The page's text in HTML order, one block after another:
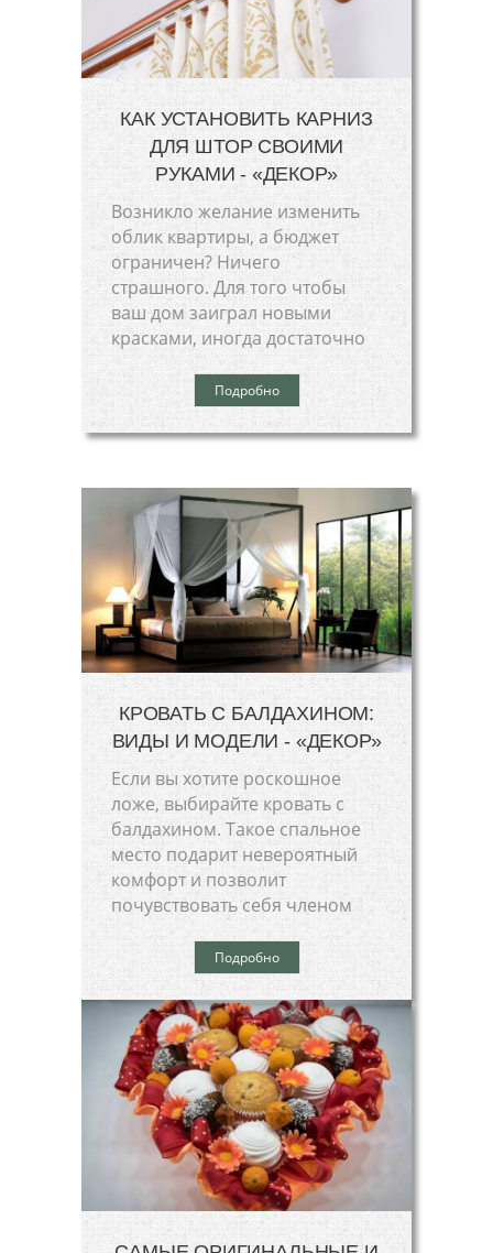
КАК УСТАНОВИТЬ КАРНИЗ
ДЛЯ ШТОР СВОИМИ
РУКАМИ - «ДЕКОР»
Возникло желание изменить
облик квартиры, а бюджет
ограничен? Ничего
страшного. Для того чтобы
ваш дом заиграл новыми
красками, иногда достаточно
Подробно
КРОВАТЬ С БАЛДАХИНОМ:
ВИДЫ И МОДЕЛИ - «ДЕКОР»
Если вы хотите роскошное
ложе, выбирайте кровать с
балдахином. Такое спальное
место подарит невероятный
комфорт и позволит
почувствовать себя членом
Подробно